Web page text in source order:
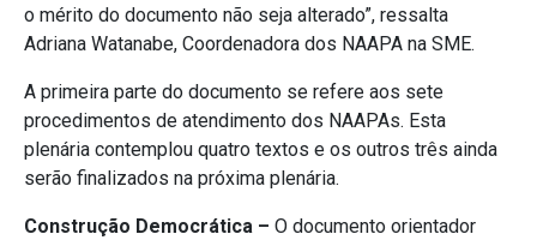
o mérito do documento não seja alterado”, ressalta
Adriana Watanabe, Coordenadora dos NAAPA na SME.
A primeira parte do documento se refere aos sete
procedimentos de atendimento dos NAAPAs. Esta
plenária contemplou quatro textos e os outros três ainda
serão finalizados na próxima plenária.
Construção Democrática – O documento orientador